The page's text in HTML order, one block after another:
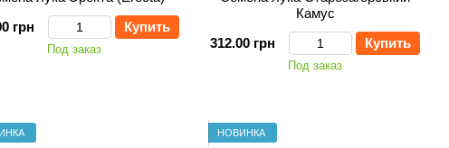
грн
Купить
Под заказ
Камус
312.00 грн
Купить
Под заказ
НОВИНКА